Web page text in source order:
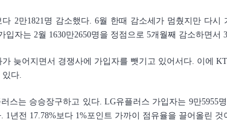
다 2만1821명 감소했다. 6월 한때 감소세가 멈췄지만 다
자는 2월 1630만2650명을 정점으로 5개월째 감소하면서
늦어지면서 경쟁사에 가입자를 뺏기고 있어서다. 이에
있다.
스는 승승장구하고 있다. LG유플러스 가입자는 9만5955명
1년전 17.78%보다 1%포인트 가까이 점유율을 끌어올린 것